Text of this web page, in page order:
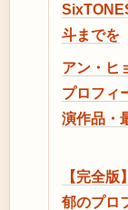
斗までを
アン・ヒ
プロフィ
演作品・
【完全版
郁のプロ